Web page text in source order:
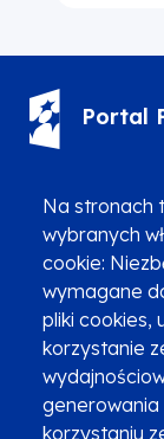
Na stronach
wybranych
cookie:
wymagane
pliki cookies,
korzystanie
korzystaniu
Portal
Zgłoszenia
Najczęściej